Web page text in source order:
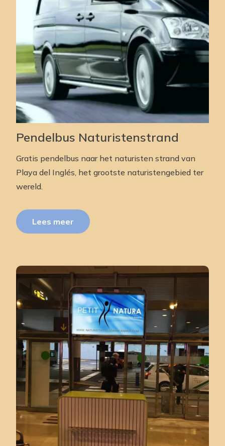
Pendelbus Naturistenstrand
Gratis pendelbus naar het naturisten strand van
Playa del Inglés, het grootste naturistengebied ter
wereld.
Lees meer